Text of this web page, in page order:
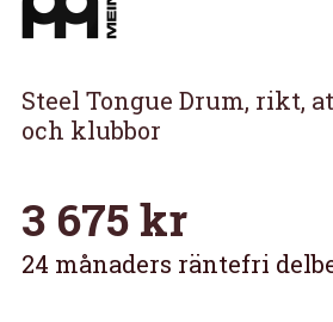
Steel Tongue Drum, rikt,
och klubbor
3 675kr
24 månaders räntefri